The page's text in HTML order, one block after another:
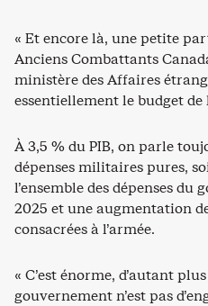
« Et encore là, une petite
Anciens Combattants
ministère des Affaires
essentiellement le budget de
À 3,5 % du PIB, on parle
dépenses militaires pures,
l’ensemble des dépenses
2025 et une augmentation
consacrées à l’armée.
« C’est énorme, d’autant
gouvernement n’est pas